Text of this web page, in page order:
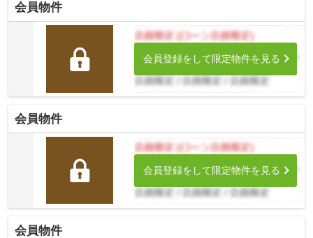
会員物件
会員登録をして限定物件を見る
会員物件
会員登録をして限定物件を見る
会員物件